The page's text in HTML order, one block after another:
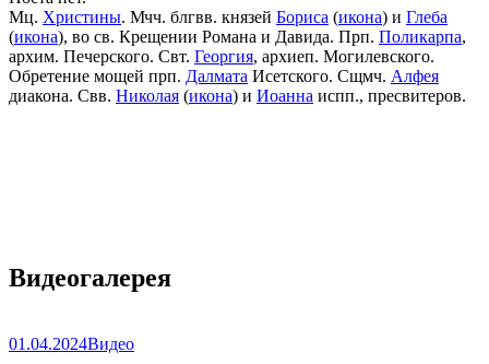
Мц. Христины. Мчч. блгвв. князей Бориса (икона) и Глеба
(икона), во св. Крещении Романа и Давида. Прп. Поликарпа,
архим. Печерского. Свт. Георгия, архиеп. Могилевского.
Обретение мощей прп. Далмата Исетского. Сщмч. Алфея
диакона. Свв. Николая (икона) и Иоанна испп., пресвитеров.
Видеогалерея
01.04.2024Видео